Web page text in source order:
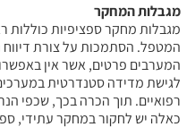
מגבלות המחקר
מגבלות מחקר ספציפיות כוללות
המטפל. הסתמכות על צורת
המערבים פרטים, אשר אין
לגישת מדידה סטנדרטית
רפואיים. תוך הכרה בכך, שכפי
כאלה יש לחקור במחקר עתידי,